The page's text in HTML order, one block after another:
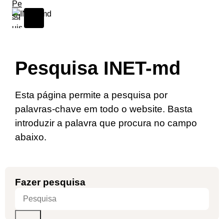
Pesquisa INET-md
Esta página permite a pesquisa por
palavras-chave em todo o website. Basta
introduzir a palavra que procura no campo
abaixo.
Fazer pesquisa